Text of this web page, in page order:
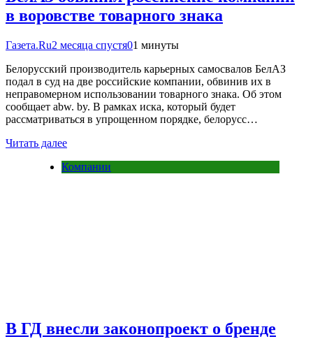
в воровстве товарного знака
Газета.Ru2 месяца спустя01 минуты
Белорусский производитель карьерных самосвалов БелАЗ
подал в суд на две российские компании, обвинив их в
неправомерном использовании товарного знака. Об этом
сообщает abw. by. В рамках иска, который будет
рассматриваться в упрощенном порядке, белорусс…
Читать далее
Компании
В ГД внесли законопроект о бренде